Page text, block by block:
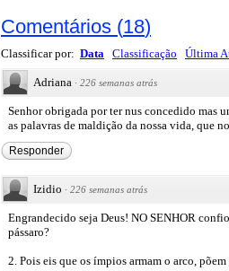
Comentários (18)
Classificar por: Data Classificação Última
Adriana · 226 semanas atrás
Senhor obrigada por ter nus concedido mas
as palavras de maldição da nossa vida, que
Responder
Izidio · 226 semanas atrás
Engrandecido seja Deus! NO SENHOR
pássaro?
2. Pois eis que os ímpios armam o arco,